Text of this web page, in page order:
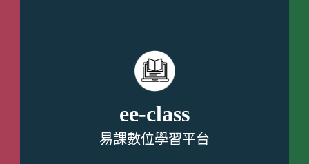
ee-class
易課數位學習平台